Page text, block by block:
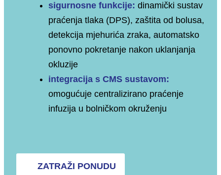
sigurnosne funkcije: dinamički sustav
praćenja tlaka (DPS), zaštita od bolusa,
detekcija mjehurića zraka, automatsko
ponovno pokretanje nakon uklanjanja
okluzije
integracija s CMS sustavom:
omogućuje centralizirano praćenje
infuzija u bolničkom okruženju
ZATRAŽI PONUDU